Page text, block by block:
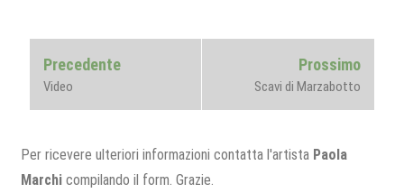
Navigazione
articoli
PrecedentePrevious
Video
ProssimoNext
post:
Scavi di Marzabotto
Per ricevere ulteriori informazioni contatta l'artista Paola
Marchi compilando il form. Grazie.